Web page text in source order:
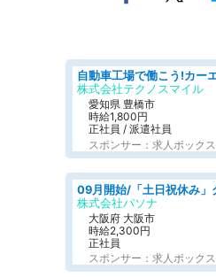
株式会社テクノスマイル
愛知県 豊橋市
時給1,800円
正社員 / 派遣社員
スポンサー：求人ボックス
株式会社パソナ
大阪府 大阪市
時給2,300円
正社員
スポンサー：求人ボックス